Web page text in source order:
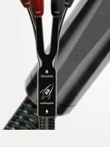
Tilbehør
INSPIRASJON
MERKER
NYHETER
TILBUD